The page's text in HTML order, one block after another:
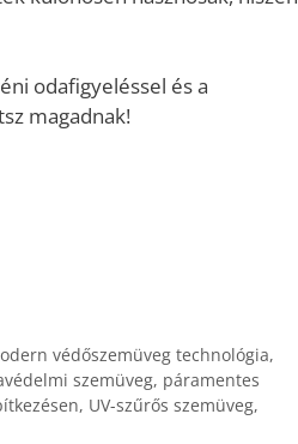
odafigyeléssel és a
magadnak!
védőszemüveg technológia,
szemüveg, páramentes
, UV-szűrős szemüveg,